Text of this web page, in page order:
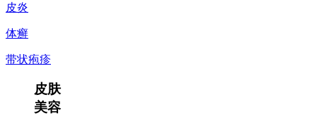
皮炎
体癣
带状疱疹
皮肤
美容